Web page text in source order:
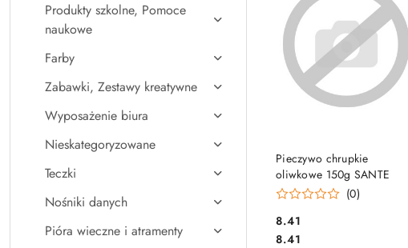
Produkty szkolne, Pomoce
naukowe
Farby
Zabawki, Zestawy kreatywne
Wyposażenie biura
Nieskategoryzowane
Teczki
Nośniki danych
Pióra wieczne i atramenty
Pieczywo chrupkie
oliwkowe 150g SANTE
(0)
Cena:
8.41
Cena:
8.41
DO KOSZYKA